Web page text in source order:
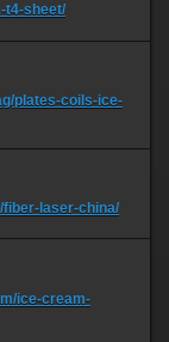
t4-sheet/
plates-coils-ice-
fiber-laser-china/
ice-cream-